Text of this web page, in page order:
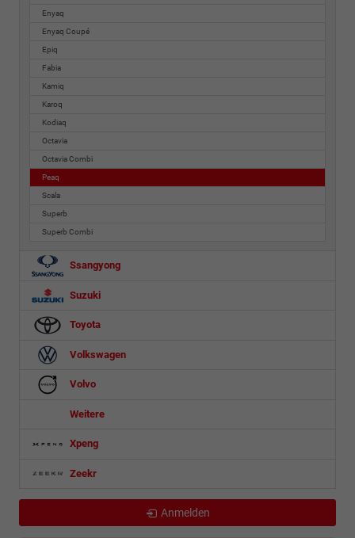
Enyaq
Enyaq Coupé
Epiq
Fabia
Kamiq
Karoq
Kodiaq
Octavia
Octavia Combi
Peaq
Scala
Superb
Superb Combi
Ssangyong
Suzuki
Toyota
Volkswagen
Volvo
Weitere
Xpeng
Zeekr
Anmelden